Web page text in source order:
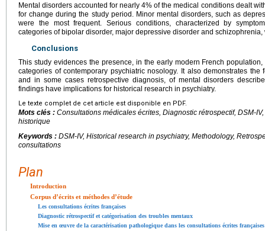
Mental disorders accounted for nearly 4% of the medical conditions dealt
for change during the study period. Minor mental disorders, such as
were the most frequent. Serious conditions, characterized by
categories of bipolar disorder, major depressive disorder and
Conclusions
This study evidences the presence, in the early modern French
categories of contemporary psychiatric nosology. It also demonstrates
and in some cases retrospective diagnosis, of mental disorders
findings have implications for historical research in psychiatry.
Le texte complet de cet article est disponible en PDF.
Mots clés : Consultations médicales écrites, Diagnostic rétrospectif, DSM-
historique
Keywords : DSM-IV, Historical research in psychiatry, Methodology,
consultations
Plan
Introduction
Corpus d’écrits et méthodes d’étude
Les consultations écrites françaises
Diagnostic rétrospectif et catégorisation des troubles mentaux
Mise en œuvre de la caractérisation pathologique dans les consultations écrites françaises